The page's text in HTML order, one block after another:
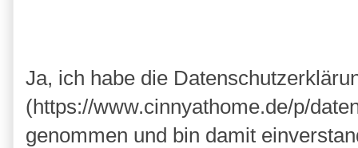
Ja, ich habe die
(https://www.cinnyathome.de/p/
genommen und bin damit